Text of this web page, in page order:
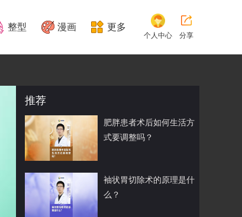
整型 漫画 更多
个人中心 分享
推荐
肥胖患者术后如何生活方
式要调整吗？
袖状胃切除术的原理是什
么？